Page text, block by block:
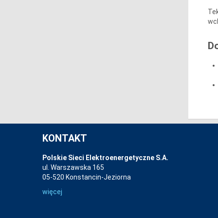
KONTAKT
Polskie Sieci Elektroenergetyczne S.A.
ul. Warszawska 165
05-520 Konstancin-Jeziorna
więcej